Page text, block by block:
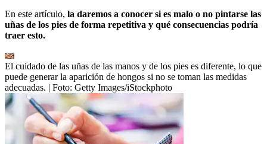
En este artículo, la daremos a conocer si es malo o no pintarse las
uñas de los pies de forma repetitiva y qué consecuencias podría
traer esto.
El cuidado de las uñas de las manos y de los pies es diferente, lo que
puede generar la aparición de hongos si no se toman las medidas
adecuadas. | Foto: Getty Images/iStockphoto